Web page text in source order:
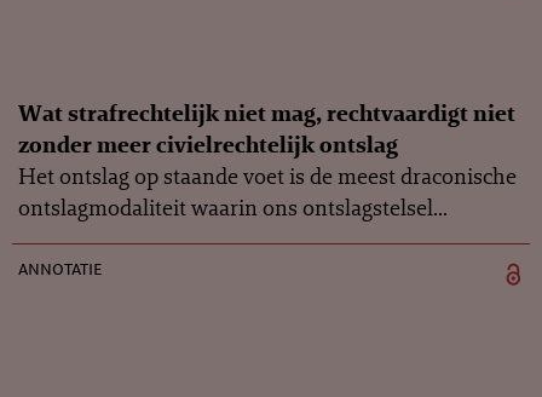
Wat strafrechtelijk niet mag, rechtvaardigt niet
zonder meer civielrechtelijk ontslag
Het ontslag op staande voet is de meest draconische
ontslagmodaliteit waarin ons ontslagstelsel...
annotatie